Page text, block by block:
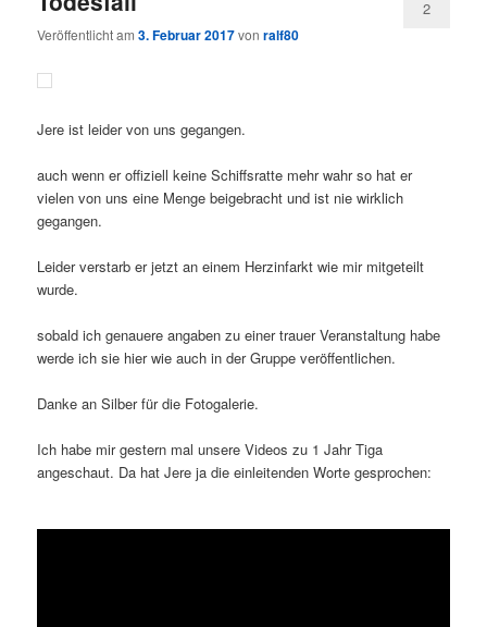
Veröffentlicht am3. Februar 2017vonralf80
2
Jere ist leider von uns gegangen.
auch wenn er offiziell keine Schiffsratte mehr wahr so hat er
vielen von uns eine Menge beigebracht und ist nie wirklich
gegangen.
Leider verstarb er jetzt an einem Herzinfarkt wie mir mitgeteilt
wurde.
sobald ich genauere angaben zu einer trauer Veranstaltung habe
werde ich sie hier wie auch in der Gruppe veröffentlichen.
Danke an Silber für die Fotogalerie.
Ich habe mir gestern mal unsere Videos zu 1 Jahr Tiga
angeschaut. Da hat Jere ja die einleitenden Worte gesprochen: